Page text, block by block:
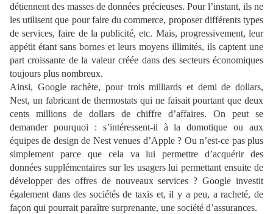
détiennent des masses de données précieuses. Pour l’instant, ils ne
les utilisent que pour faire du commerce, proposer différents types
de services, faire de la publicité, etc. Mais, progressivement, leur
appétit étant sans bornes et leurs moyens illimités, ils captent une
part croissante de la valeur créée dans des secteurs économiques
toujours plus nombreux.
Ainsi, Google rachète, pour trois milliards et demi de dollars,
Nest, un fabricant de thermostats qui ne faisait pourtant que deux
cents millions de dollars de chiffre d’affaires. On peut se
demander pourquoi : s’intéressent-il à la domotique ou aux
équipes de design de Nest venues d’Apple ? Ou n’est-ce pas plus
simplement parce que cela va lui permettre d’acquérir des
données supplémentaires sur les usagers lui permettant ensuite de
développer des offres de nouveaux services ? Google investit
également dans des sociétés de taxis et, il y a peu, a racheté, de
façon qui pourrait paraître surprenante, une société d’assurances.